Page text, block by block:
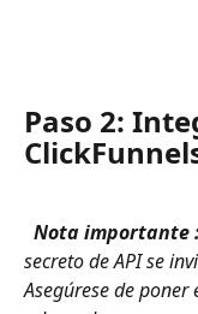
Paso 2:
Nota importante
secreto de API se
Asegúrese de